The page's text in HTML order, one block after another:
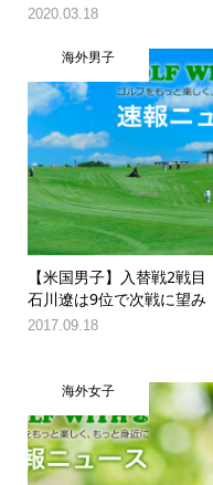
2020.03.18
海外男子
【米国男子】入替戦2戦目
石川遼は9位で次戦に望み
2017.09.18
海外女子